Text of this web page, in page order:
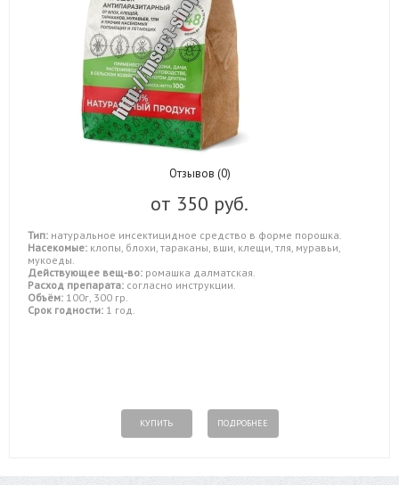
Отзывов (0)
от 350 руб.
Тип: натуральное инсектицидное средство в форме порошка.
Насекомые: клопы, блохи, тараканы, вши, клещи, тля, муравьи,
мукоеды.
Действующее вещ-во: ромашка далматская.
Расход препарата: согласно инструкции.
Объём: 100г, 300 гр.
Срок годности: 1 год.
КУПИТЬ ПОДРОБНЕЕ